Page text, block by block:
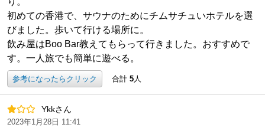
初めての香港で、サウナのためにチムサチュいホテルを選
びました。歩いて行ける場所に。
飲み屋はBoo Bar教えてもらって行きました。おすすめで
す。一人旅でも簡単に遊べる。
参考になったらクリック 合計 5人
Ykkさん
2023年1月28日 11:41